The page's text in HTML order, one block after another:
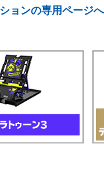
ョンの専用ページ